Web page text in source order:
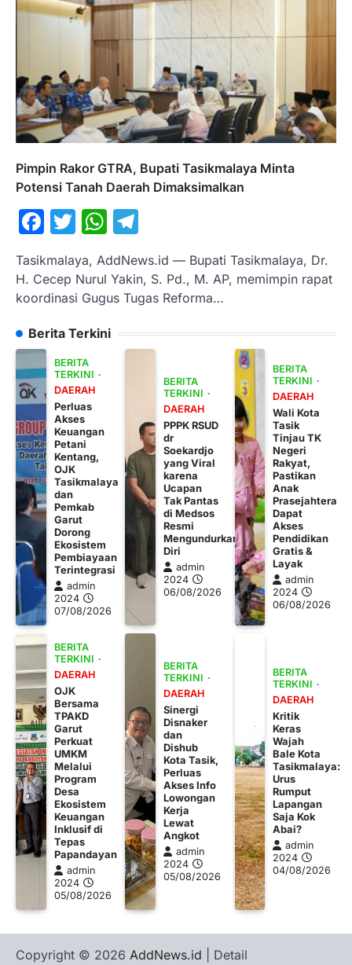
Pimpin Rakor GTRA, Bupati Tasikmalaya Minta
Potensi Tanah Daerah Dimaksimalkan
Facebook
TwitterWhatsApp
Tasikmalaya, AddNews.id — Bupati Tasikmalaya, Dr.
H. Cecep Nurul Yakin, S. Pd., M. AP, memimpin rapat
koordinasi Gugus Tugas Reforma…
Berita Terkini
BERITA
TERKINI
DAERAH
Perluas
Akses
Keuangan
Petani
Kentang,
OJK
Tasikmalaya
dan
Pemkab
Garut
Dorong
Ekosistem
Pembiayaan
Terintegrasi
admin
2024
07/08/2026
BERITA
TERKINI
DAERAH
PPPK RSUD
dr
Soekardjo
yang Viral
karena
Ucapan
Tak Pantas
di Medsos
Resmi
Mengundurkan
Diri
admin
2024
06/08/2026
BERITA
TERKINI
DAERAH
Wali Kota
Tasik
Tinjau TK
Negeri
Rakyat,
Pastikan
Anak
Prasejahtera
Dapat
Akses
Pendidikan
Gratis &
Layak
admin
2024
06/08/2026
BERITA
TERKINI
DAERAH
OJK
Bersama
TPAKD
Garut
Perkuat
UMKM
Melalui
Program
Desa
Ekosistem
Keuangan
Inklusif di
Tepas
Papandayan
admin
2024
05/08/2026
BERITA
TERKINI
DAERAH
Sinergi
Disnaker
dan
Dishub
Kota Tasik,
Perluas
Akses Info
Lowongan
Kerja
Lewat
Angkot
admin
2024
05/08/2026
BERITA
TERKINI
DAERAH
Kritik
Keras
Wajah
Bale Kota
Tasikmalaya:
Urus
Rumput
Lapangan
Saja Kok
Abai?
admin
2024
04/08/2026
Copyright © 2026 AddNews.id | Detail